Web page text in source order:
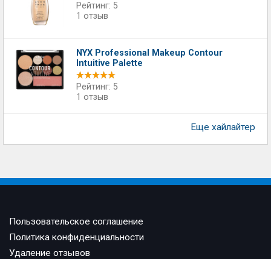
Рейтинг: 5
1 отзыв
NYX Professional Makeup Contour
Intuitive Palette
Рейтинг: 5
1 отзыв
Еще хайлайтер
Пользовательское соглашение
Политика конфиденциальности
Удаление отзывов